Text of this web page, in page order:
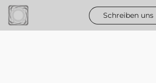
Schreiben uns